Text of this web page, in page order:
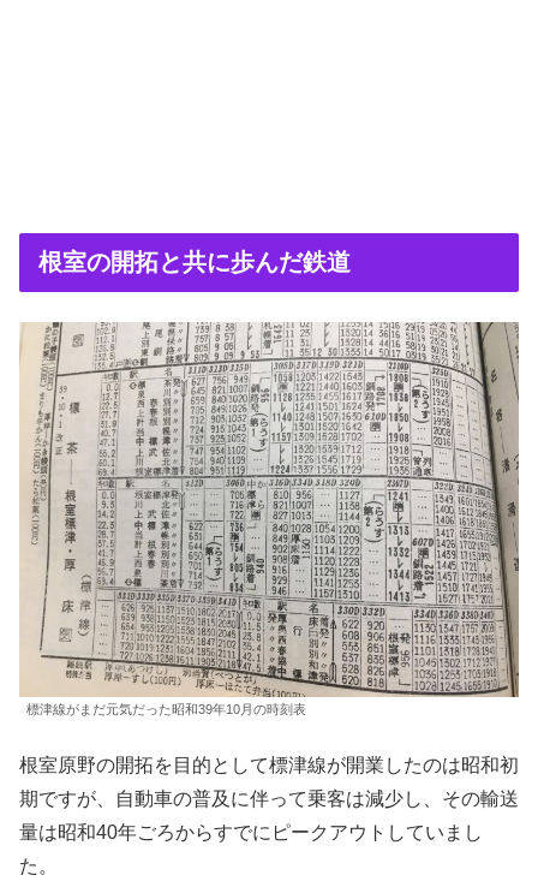
根室の開拓と共に歩んだ鉄道
標津線がまだ元気だった昭和39年10月の時刻表
根室原野の開拓を目的として標津線が開業したのは昭和初
期ですが、自動車の普及に伴って乗客は減少し、その輸送
量は昭和40年ごろからすでにピークアウトしていまし
た。